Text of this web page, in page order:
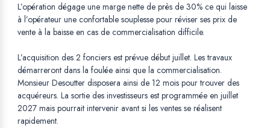
L’opération dégage une marge nette de près de 30% ce qui laisse
à l’opérateur une confortable souplesse pour réviser ses prix de
vente à la baisse en cas de commercialisation difficile.
L’acquisition des 2 fonciers est prévue début juillet. Les travaux
démarreront dans la foulée ainsi que la commercialisation.
Monsieur Desoutter disposera ainsi de 12 mois pour trouver des
acquéreurs. La sortie des investisseurs est programmée en juillet
2027 mais pourrait intervenir avant si les ventes se réalisent
rapidement.